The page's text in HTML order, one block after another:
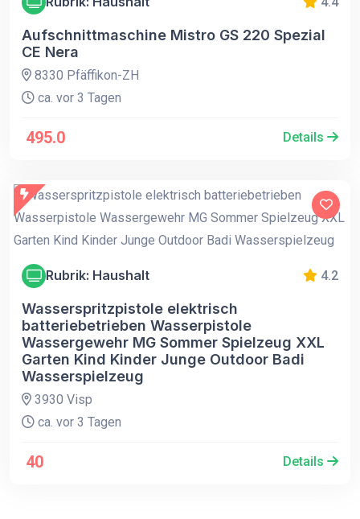
Aufschnittmaschine Mistro GS 220 Spezial
CE Nera
8330 Pfäffikon-ZH
ca. vor 3 Tagen
495.0 Details
Rubrik: Haushalt 4.2
Wasserspritzpistole elektrisch
batteriebetrieben Wasserpistole
Wassergewehr MG Sommer Spielzeug XXL
Garten Kind Kinder Junge Outdoor Badi
Wasserspielzeug
3930 Visp
ca. vor 3 Tagen
40 Details